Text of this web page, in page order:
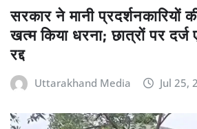
सरकार ने मानी प्रदर्शनकारियों
खत्म किया धरना; छात्रों पर
रद्द
Uttarakhand Media Jul 25,